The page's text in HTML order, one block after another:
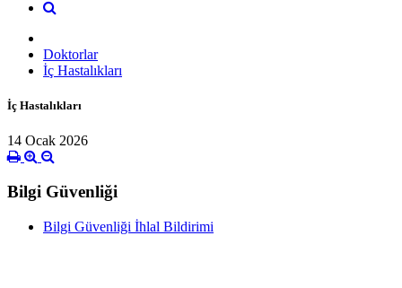
Doktorlar
İç Hastalıkları
İç Hastalıkları
14 Ocak 2026
Bilgi Güvenliği
Bilgi Güvenliği İhlal Bildirimi